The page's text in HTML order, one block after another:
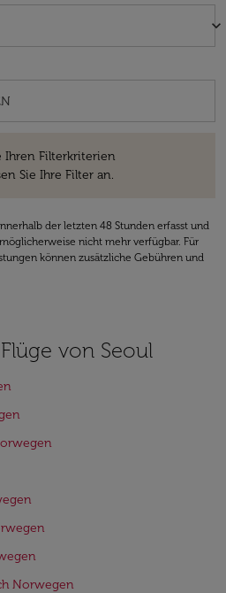
keyboard_arrow_down
Ihren Filterkriterien
Sie Ihre Filter an.
der letzten 48 Stunden erfasst und
nicht mehr verfügbar. Für
können zusätzliche Gebühren und
von Seoul
Norwegen